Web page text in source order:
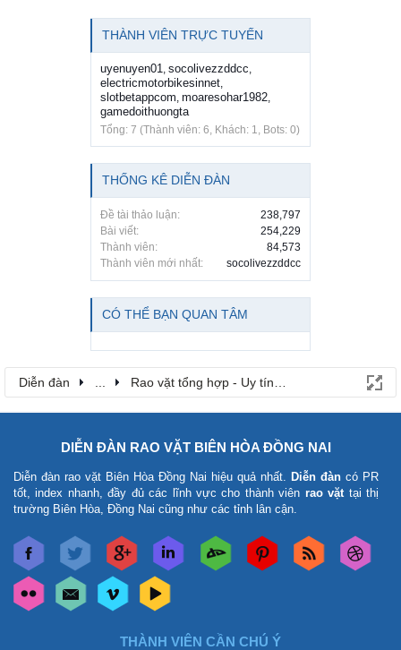
THÀNH VIÊN TRỰC TUYẾN
uyenuyen01 socolivezzddcc
electricmotorbikesinnet
slotbetappcom moaresohar1982
gamedoithuongta
Tổng: 7 (Thành viên: 6, Khách: 1, Bots: 0)
THỐNG KÊ DIỄN ĐÀN
Đề tài thảo luận:
238,797
Bài viết:
254,229
Thành viên:
84,573
Thành viên mới nhất:
socolivezzddcc
CÓ THỂ BẠN QUAN TÂM
Diễn đàn Rao vặt tổng hợp - Uy tín - Miễn phí
DIỄN ĐÀN RAO VẶT BIÊN HÒA ĐỒNG NAI
Diễn đàn rao vặt Biên Hòa Đồng Nai hiệu quả nhất. Diễn đàn có PR
tốt, index nhanh, đầy đủ các lĩnh vực cho thành viên rao vặt tại thị
trường Biên Hòa, Đồng Nai cũng như các tỉnh lân cận.
THÀNH VIÊN CẦN CHÚ Ý